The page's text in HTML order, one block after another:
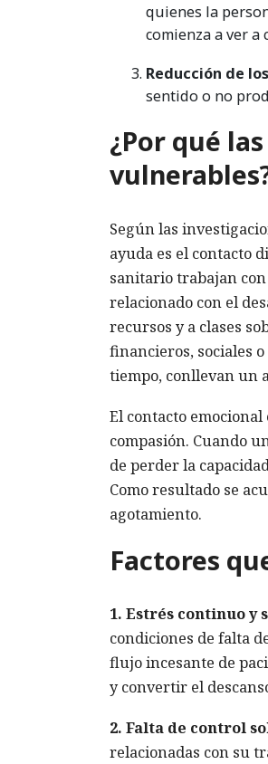
quienes la
comienza a ver a
Reducción de
sentido o no
¿Por qué
Según las
ayuda es el contacto
sanitario trabajan con
relacionado con el
recursos y a clases
financieros, sociales
tiempo, conllevan un
El contacto
compasión. Cuando
de perder la
Como resultado se
agotamiento.
Factores
1. Estrés continuo y
condiciones de falta
flujo incesante de
y convertir el
2. Falta de control
relacionadas con su